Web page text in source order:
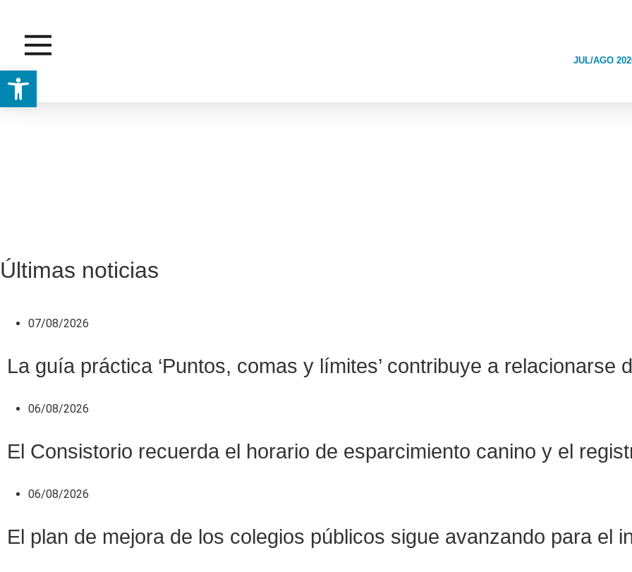
JUL/AGO
Últimas noticias
07/08/2026
La guía práctica ‘Puntos, comas y límites’ contribuye a relacionarse
06/08/2026
El Consistorio recuerda el horario de esparcimiento canino y el
06/08/2026
El plan de mejora de los colegios públicos sigue avanzando para el
Abrir barra de herramientas